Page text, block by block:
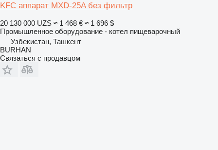
KFC аппарат MXD-25A без фильтр
20 130 000 UZS ≈ 1 468 € ≈ 1 696 $
Промышленное оборудование - котел пищеварочный
Узбекистан, Ташкент
BURHAN
Связаться с продавцом